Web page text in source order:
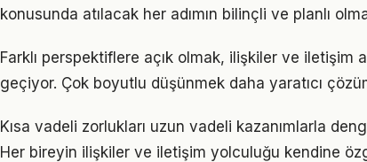
konusunda atılacak her adımın bilinçli ve planlı
Farklı perspektiflere açık olmak, ilişkiler ve iletişim
geçiyor. Çok boyutlu düşünmek daha yaratıcı
Kısa vadeli zorlukları uzun vadeli kazanımlarla
Her bireyin ilişkiler ve iletişim yolculuğu kendine